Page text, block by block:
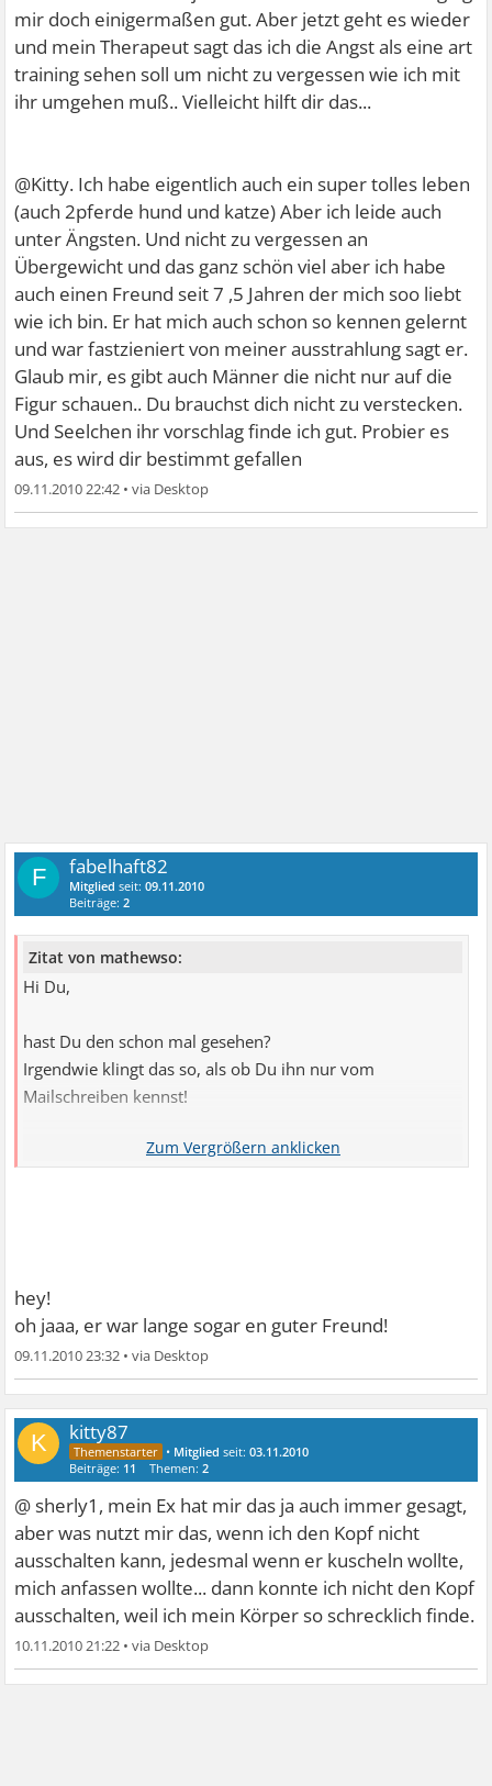
mir doch einigermaßen gut. Aber jetzt geht es wieder
und mein Therapeut sagt das ich die Angst als eine art
training sehen soll um nicht zu vergessen wie ich mit
ihr umgehen muß.. Vielleicht hilft dir das...
@Kitty. Ich habe eigentlich auch ein super tolles leben
(auch 2pferde hund und katze) Aber ich leide auch
unter Ängsten. Und nicht zu vergessen an
Übergewicht und das ganz schön viel aber ich habe
auch einen Freund seit 7 ,5 Jahren der mich soo liebt
wie ich bin. Er hat mich auch schon so kennen gelernt
und war fastzieniert von meiner ausstrahlung sagt er.
Glaub mir, es gibt auch Männer die nicht nur auf die
Figur schauen.. Du brauchst dich nicht zu verstecken.
Und Seelchen ihr vorschlag finde ich gut. Probier es
aus, es wird dir bestimmt gefallen
09.11.2010 22:42 •
F fabelhaft82
Mitglied seit:09.11.2010
Beiträge:2
Zitat von mathewso:
Hi Du,
hast Du den schon mal gesehen?
Irgendwie klingt das so, als ob Du ihn nur vom
Mailschreiben kennst!
hey!
oh jaaa, er war lange sogar en guter Freund!
09.11.2010 23:32 •
K kitty87
• Mitglied seit:03.11.2010
Beiträge: 11 Themen:2
@ sherly1, mein Ex hat mir das ja auch immer gesagt,
aber was nutzt mir das, wenn ich den Kopf nicht
ausschalten kann, jedesmal wenn er kuscheln wollte,
mich anfassen wollte... dann konnte ich nicht den Kopf
ausschalten, weil ich mein Körper so schrecklich finde.
10.11.2010 21:22 •